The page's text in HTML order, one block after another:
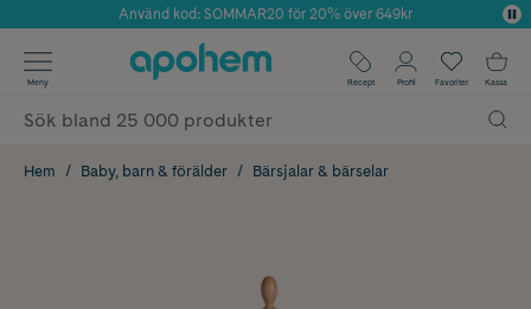
Årets Butik 2025 inom Skönhet
Använd kod: SOMMAR20 för 20% över 649kr
✓ Fri frakt
✓ Poäng på alla köp*
Meny Recept Profil Favoriter Kassa
Hem Baby, barn & förälder Bärsjalar & bärselar